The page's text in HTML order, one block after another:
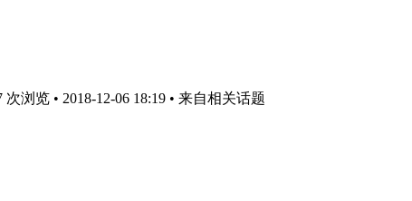
浏览 • 2018-12-06 18:19 • 来自相关话题